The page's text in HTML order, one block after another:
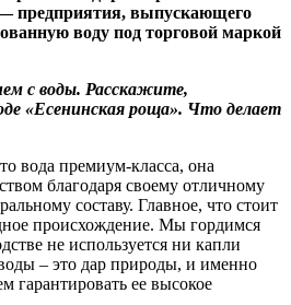
предприятия, выпускающего
воду под торговой маркой
с воды. Расскажите,
«Есенинская роща». Что делает
вода премиум-класса, она
благодаря своему отличному
составу. Главное, что стоит
происхождение. Мы гордимся
не используется ни капли
– это дар природы, и именно
гарантировать ее высокое